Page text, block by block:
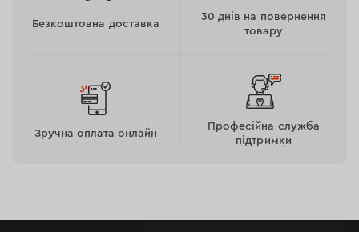
Безкоштовна доставка
30 днів на повернення
товару
Зручна оплата онлайн
Професійна служба
підтримки